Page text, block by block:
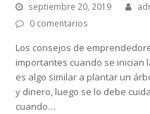
septiembre 20, 2019
0 comentarios
Los consejos de
importantes cuando se inician
es algo similar a plantar un
y dinero, luego se lo debe
cuando…